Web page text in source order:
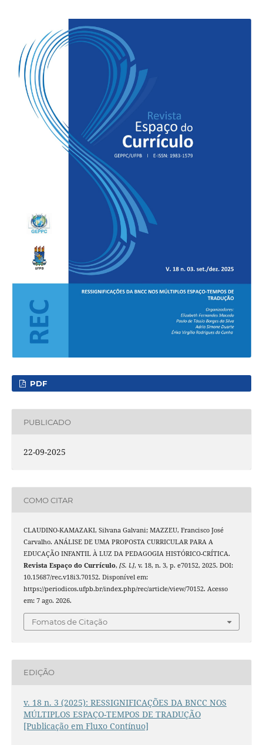
PDF
PUBLICADO
22-09-2025
COMO CITAR
CLAUDINO-KAMAZAKI, Silvana Galvani; MAZZEU, Francisco José
Carvalho. ANÁLISE DE UMA PROPOSTA CURRICULAR PARA A
EDUCAÇÃO INFANTIL À LUZ DA PEDAGOGIA HISTÓRICO-CRÍTICA.
Revista Espaço do Currículo, [S. l.], v. 18, n. 3, p. e70152, 2025. DOI:
10.15687/rec.v18i3.70152. Disponível em:
https://periodicos.ufpb.br/index.php/rec/article/view/70152. Acesso
em: 7 ago. 2026.
Fomatos de Citação
EDIÇÃO
v. 18 n. 3 (2025): RESSIGNIFICAÇÕES DA BNCC NOS
MÚLTIPLOS ESPAÇO-TEMPOS DE TRADUÇÃO
[Publicação em Fluxo Contínuo]